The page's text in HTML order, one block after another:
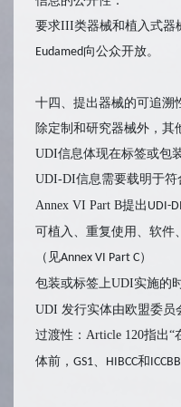
要求III类器械和植入式器
Eudamed向公众开放。
十四、提出器械的可追溯
除定制和研究器械外，其
UDI信息体现在标签或包
UDI-DI信息需要载明于符
Annex VI Part B提出 UDI-DI
可植入、重复使用、软件
（见Annex VI Part C）
包装或标签上UDI实施的
UDI 发行实体由欧盟委员
过渡性：Article 120指出“
体前， GS1、 HIBCC和